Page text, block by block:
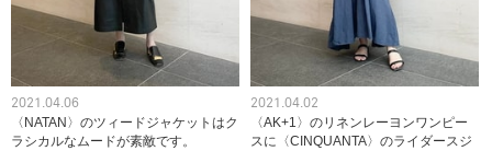
2021.04.06
〈NATAN〉のツィードジャケットはク
ラシカルなムードが素敵です。
2021.04.02
〈AK+1〉のリネンレーヨンワンピー
スに〈CINQUANTA〉のライダースジ